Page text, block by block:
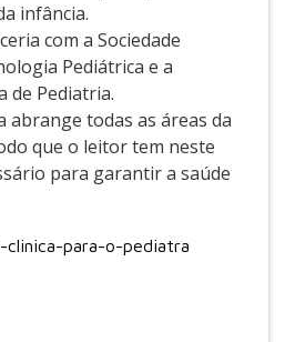
infância.
com a Sociedade
Pediátrica e a
de Pediatria.
abrange todas as áreas da
que o leitor tem neste
para garantir a saúde